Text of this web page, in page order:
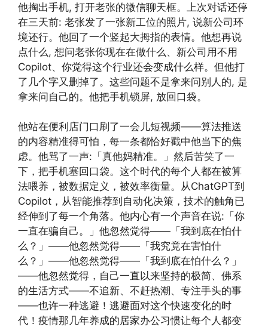
他掏出手机, 打开老张的微信聊天框。上次对话还停
在三天前: 老张发了一张新工位的照片, 说新公司环
境还行。他回了一个竖起大拇指的表情。他想再说
点什么, 想问老张你现在在做什么、新公司用不用
Copilot、你觉得这个行业还会变成什么样。但他打
了几个字又删掉了。这些问题不是拿来问别人的, 是
拿来问自己的。他把手机锁屏, 放回口袋。
他站在便利店门口刷了一会儿短视频——算法推送
的内容精准得可怕，每一条都恰好戳中他当下的焦
虑。他骂了一声:「真他妈精准。」然后苦笑了一
下，把手机塞回口袋。这个时代的每个人都在被算
法喂养，被数据定义，被效率衡量。从ChatGPT到
Copilot，从智能推荐到自动化决策，技术的触角已
经伸到了每一个角落。他内心有一个声音在说:「你
一直在骗自己。」他忽然觉得——「我到底在怕什
么？」——他忽然觉得——「我究竟在害怕什
么？」——他忽然觉得——「我到底在怕什么？」
——他忽然觉得，自己一直以来坚持的极简、佛系
的生活方式——不追新、不赶热潮、专注手头的事
——也许一种逃避！逃避面对这个快速变化的时
代！疫情那几年养成的居家办公习惯让每个人都变